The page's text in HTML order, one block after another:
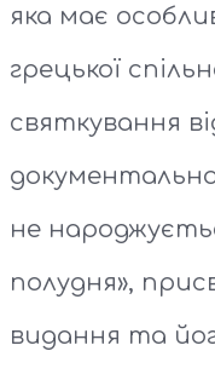
яка має
грецької
святкування
не
полудня»,
видання та